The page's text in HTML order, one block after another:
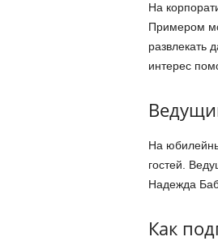
На
Примером
развлекать
интерес
На
гостей.
Надежда
Как